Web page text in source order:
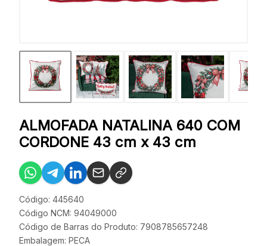
ALMOFADA NATALINA 640 COM
CORDONE 43 cm x 43 cm
Código: 445640
Código NCM: 94049000
Código de Barras do Produto: 7908785657248
Embalagem: PECA